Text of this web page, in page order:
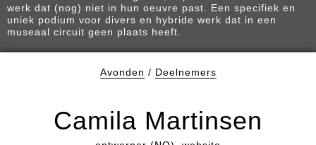
werk dat (nog) niet in hun oeuvre past. Een specifiek en
uniek podium voor divers en hybride werk dat in een
museaal circuit geen plaats heeft.
Avonden / Deelnemers
Camila Martinsen